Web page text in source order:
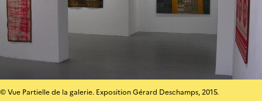
© Vue Partielle de la galerie. Exposition Gérard Deschamps, 2015.